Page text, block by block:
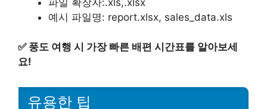
예시 파일명: report.xlsx, sales_data.xls
✅ 풍도 여행 시 가장 빠른 배편 시간표를 알아보세
요!
유용한 팁